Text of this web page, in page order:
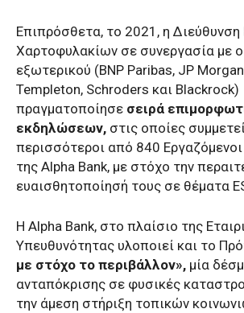
Επιπρόσθετα, το 2021, η
Χαρτοφυλακίων σε συνεργασία με
εξωτερικού (BNP Paribas, JP
Templeton, Schroders και Blackrock)
πραγματοποίησε σειρά
εκδηλώσεων, στις οποίες
περισσότεροι από 840
της Alpha Bank, με στόχο την
ευαισθητοποίησή τους σε θέματα
Η Alpha Bank, στο πλαίσιο της
Υπευθυνότητας υλοποιεί και το
με στόχο το περιβάλλον», μία
ανταπόκρισης σε φυσικές
την άμεση στήριξη τοπικών